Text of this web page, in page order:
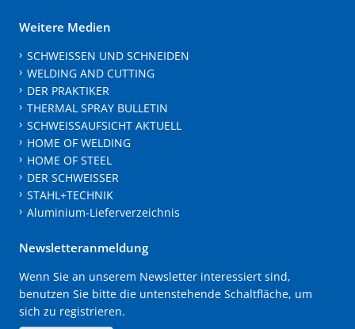
Weitere Medien
SCHWEISSEN UND SCHNEIDEN
WELDING AND CUTTING
DER PRAKTIKER
THERMAL SPRAY BULLETIN
SCHWEISSAUFSICHT AKTUELL
HOME OF WELDING
HOME OF STEEL
DER SCHWEISSER
STAHL+TECHNIK
Aluminium-Lieferverzeichnis
Newsletteranmeldung
Wenn Sie an unserem Newsletter interessiert sind,
benutzen Sie bitte die untenstehende Schaltfläche, um
sich zu registrieren.